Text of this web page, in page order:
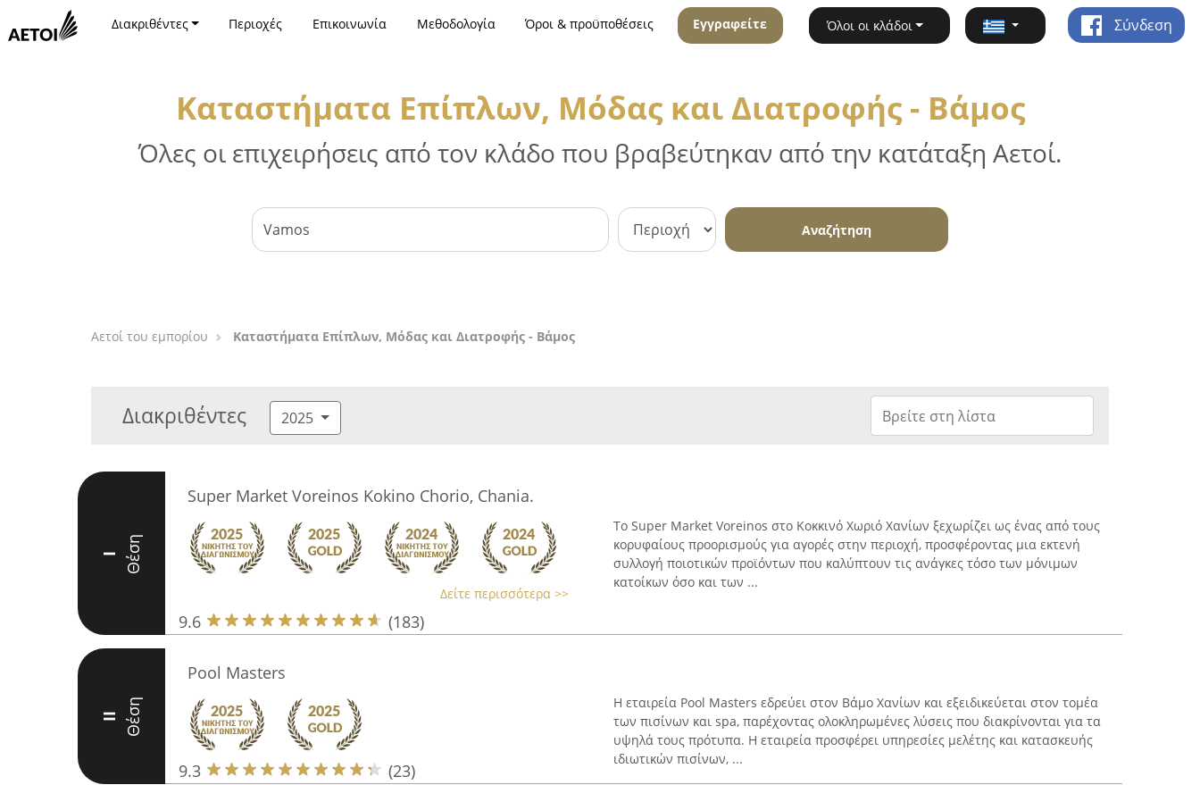
Διακριθέντες Περιοχές Επικοινωνία Μεθοδολογία Όροι & προϋποθέσεις Εγγραφείτε Όλοι οι κλάδοι Σύνδεση
Καταστήματα Επίπλων, Μόδας και Διατροφής - Βάμος
Όλες οι επιχειρήσεις από τον κλάδο που βραβεύτηκαν από την κατάταξη Αετοί.
Αναζήτηση
Αετοί του εμπορίου Καταστήματα Επίπλων, Μόδας και Διατροφής - Βάμος
Διακριθέντες 2025
I Θέση
Super Market Voreinos Kokino Chorio, Chania.
Δείτε περισσότερα >>
9.6 (183)
Το Super Market Voreinos στο Κοκκινό Χωριό Χανίων ξεχωρίζει ως ένας από τους
κορυφαίους προορισμούς για αγορές στην περιοχή, προσφέροντας μια εκτενή
συλλογή ποιοτικών προϊόντων που καλύπτουν τις ανάγκες τόσο των μόνιμων
κατοίκων όσο και των ...
II Θέση
Pool Masters
9.3 (23)
Η εταιρεία Pool Masters εδρεύει στον Βάμο Χανίων και εξειδικεύεται στον τομέα
των πισίνων και spa, παρέχοντας ολοκληρωμένες λύσεις που διακρίνονται για τα
υψηλά τους πρότυπα. Η εταιρεία προσφέρει υπηρεσίες μελέτης και κατασκευής
ιδιωτικών πισίνων, ...